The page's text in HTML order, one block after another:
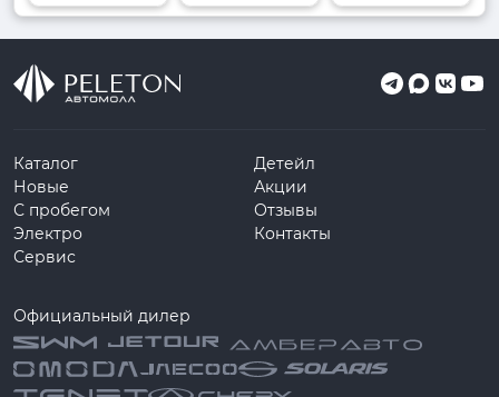
Каталог
Новые
С пробегом
Электро
Сервис
Детейл
Акции
Отзывы
Контакты
Официальный дилер